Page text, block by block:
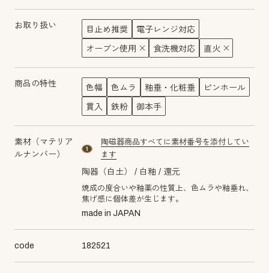
お取り扱い 目止め推奨 電子レンジ対応
オーブン使用 食洗機対応 直火
商品の特性 色幅 色ムラ 釉垂・化粧垂 ピンホール
貫入 鉄粉 御本手
素材（マテリア
ルナンバー）
material number1
陶磁器商品すべてに素材番号を添付してい
ます
陶器（白土） 白釉 還元
焼成の度合いや釉薬の性質上、色ムラや釉垂れ、
焦げ感に個体差が生じます。
made in JAPAN
code 182521